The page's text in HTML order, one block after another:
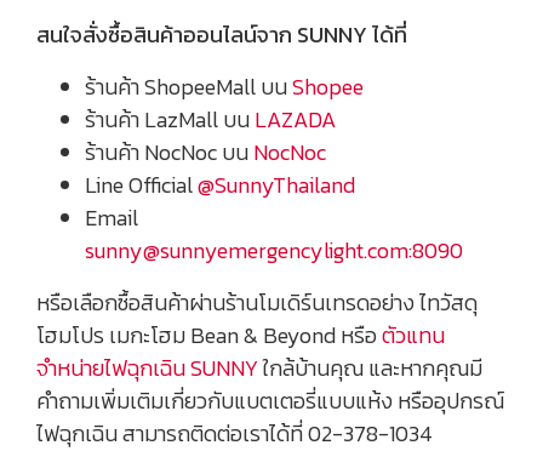
สนใจสั่งซื้อสินค้าออนไลน์จาก SUNNY ได้ที่
ร้านค้า ShopeeMall บนShopee
ร้านค้า LazMall บนLAZADA
ร้านค้า NocNoc บนNocNoc
Line Official@SunnyThailand
Email
sunny@sunnyemergencylight.com:8090
หรือเลือกซื้อสินค้าผ่านร้านโมเดิร์นเทรดอย่าง ไทวัสดุ
โฮมโปร เมกะโฮม Bean & Beyond หรือตัวแทน
จำหน่ายไฟฉุกเฉิน SUNNYใกล้บ้านคุณ และหากคุณมี
คำถามเพิ่มเติมเกี่ยวกับแบตเตอรี่แบบแห้ง หรืออุปกรณ์
ไฟฉุกเฉิน สามารถติดต่อเราได้ที่ 02-378-1034